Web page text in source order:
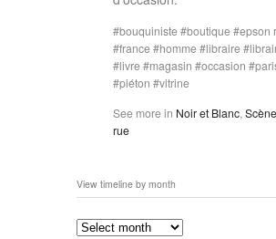
bouquiniste boutique epson
france
homme libraire
livre
magasin occasion
piéton
vitrine
See more in Noir et Blanc,
rue
View timeline by month